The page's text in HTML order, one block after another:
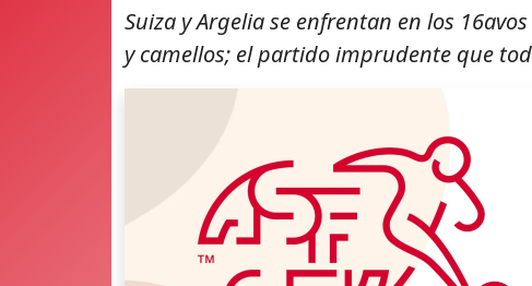
Suiza y Argelia se enfrentan en los
y camellos; el partido imprudente que